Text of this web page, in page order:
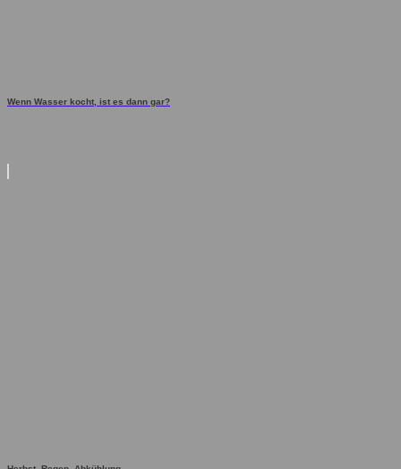
Wenn Wasser kocht, ist es dann gar?